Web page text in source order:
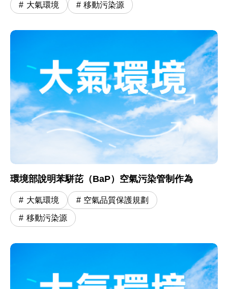
大氣環境 移動污染源
環境部說明苯駢芘（BaP）空氣污染管制作為
大氣環境 空氣品質保護規劃
移動污染源